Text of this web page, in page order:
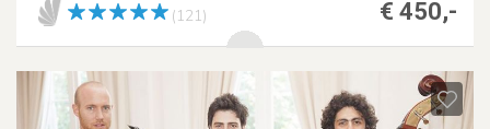
€ 450,-
(121)